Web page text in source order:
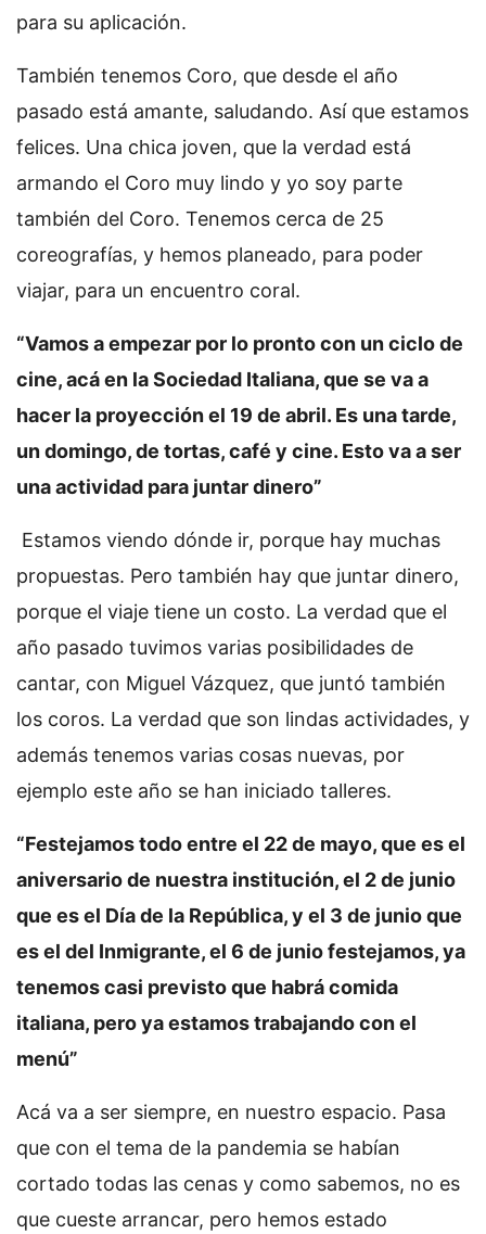
para su aplicación.
También tenemos Coro, que desde el año
pasado está amante, saludando. Así que estamos
felices. Una chica joven, que la verdad está
armando el Coro muy lindo y yo soy parte
también del Coro. Tenemos cerca de 25
coreografías, y hemos planeado, para poder
viajar, para un encuentro coral.
“Vamos a empezar por lo pronto con un ciclo de
cine, acá en la Sociedad Italiana, que se va a
hacer la proyección el 19 de abril. Es una tarde,
un domingo, de tortas, café y cine. Esto va a ser
una actividad para juntar dinero”
Estamos viendo dónde ir, porque hay muchas
propuestas. Pero también hay que juntar dinero,
porque el viaje tiene un costo. La verdad que el
año pasado tuvimos varias posibilidades de
cantar, con Miguel Vázquez, que juntó también
los coros. La verdad que son lindas actividades, y
además tenemos varias cosas nuevas, por
ejemplo este año se han iniciado talleres.
“Festejamos todo entre el 22 de mayo, que es el
aniversario de nuestra institución, el 2 de junio
que es el Día de la República, y el 3 de junio que
es el del Inmigrante, el 6 de junio festejamos, ya
tenemos casi previsto que habrá comida
italiana, pero ya estamos trabajando con el
menú”
Acá va a ser siempre, en nuestro espacio. Pasa
que con el tema de la pandemia se habían
cortado todas las cenas y como sabemos, no es
que cueste arrancar, pero hemos estado